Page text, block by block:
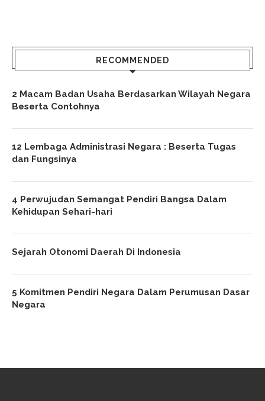
RECOMMENDED
2 Macam Badan Usaha Berdasarkan Wilayah Negara
Beserta Contohnya
12 Lembaga Administrasi Negara : Beserta Tugas
dan Fungsinya
4 Perwujudan Semangat Pendiri Bangsa Dalam
Kehidupan Sehari-hari
Sejarah Otonomi Daerah Di Indonesia
5 Komitmen Pendiri Negara Dalam Perumusan Dasar
Negara